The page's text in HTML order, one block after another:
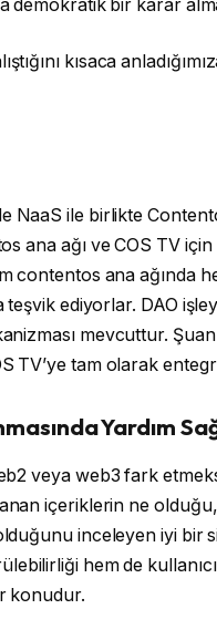
demokratik bir karar
kısaca
NaaS ile birlikte
ana ağı ve COS TV
contentos ana ağında
ediyorlar. DAO
mevcuttur.
TV’ye tam olarak
Yardım
veya web3 fark
içeriklerin ne
inceleyen iyi bir
hem de
konudur.